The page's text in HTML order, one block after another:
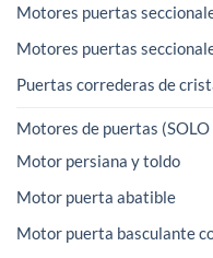
Motores puertas
Motores puertas
Puertas correderas de
Motores de puertas
Motor persiana y toldo
Motor puerta abatible
Motor puerta basculante